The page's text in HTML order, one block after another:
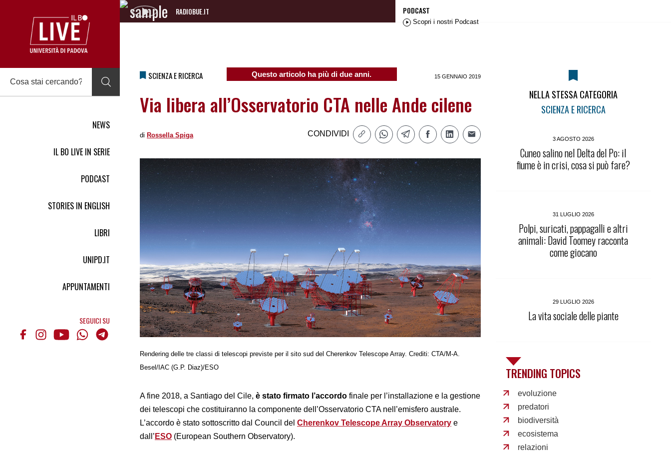
NEWS
IL BO LIVE IN SERIE
PODCAST
STORIES IN ENGLISH
LIBRI
UNIPD.IT
APPUNTAMENTI
SEGUICI SU
RADIOBUE.IT
Audio
PODCAST
Scopri i nostri Podcast
SCIENZA E RICERCA Questo articolo ha più di due anni. 15 GENNAIO 2019
Via libera all’Osservatorio CTA nelle Ande cilene
di Rossella Spiga CONDIVIDI
Rendering delle tre classi di telescopi previste per il sito sud del Cherenkov Telescope Array. Crediti: CTA/M-A.
Besel/IAC (G.P. Diaz)/ESO
A fine 2018, a Santiago del Cile, è stato firmato l’accordo finale per l’installazione e la gestione
dei telescopi che costituiranno la componente dell’Osservatorio CTA nell’emisfero australe.
L’accordo è stato sottoscritto dal Council del Cherenkov Telescope Array Observatory e
dall’ ESO (European Southern Observatory).
NELLA STESSA CATEGORIA
SCIENZA E RICERCA
3 AGOSTO 2026
Cuneo salino nel Delta del Po: il
fiume è in crisi, cosa si può fare?
31 LUGLIO 2026
Polpi, suricati, pappagalli e altri
animali: David Toomey racconta
come giocano
29 LUGLIO 2026
La vita sociale delle piante
TRENDING TOPICS
evoluzione
predatori
biodiversità
ecosistema
relazioni